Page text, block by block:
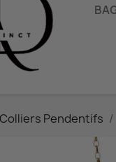
Colliers Pendentifs